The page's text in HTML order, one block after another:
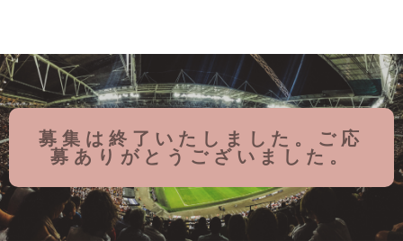
募集は終了いたしました。ご応
募ありがとうございました。